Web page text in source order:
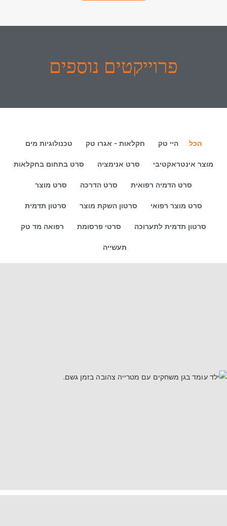
פרוייקטים נוספים
הכל היי טק חקלאות - אגרו טק טכנולוגיות מים
מוצר אינטראקטיבי סרט אנימציה סרט בתחום בחקלאות
סרט הדמיה רפואית סרט הדרכה סרט מוצר
סרט מוצר רפואי סרטון השקת מוצר סרטון תדמית
סרטון תדמית לתערוכה סרטי פרסומת רפואה מד טק
תעשייה